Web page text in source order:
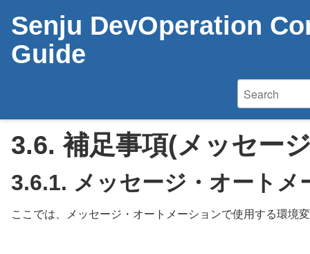
Senju DevOperation
Guide
3.6.補足事項(メッセー
3.6.1. メッセージ・オートメ
ここでは、メッセージ・オートメーションで使用する環境